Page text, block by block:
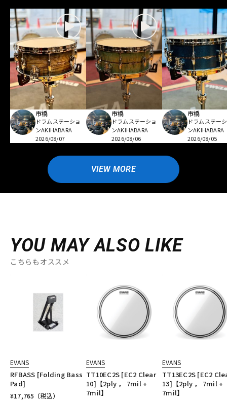
市橋
ドラムステーショ
ンAKIHABARA
2026/08/07
市橋
ドラムステーショ
ンAKIHABARA
2026/08/06
市橋
ドラムステー
ンAKIHABARA
2026/08/05
VIEW MORE
YOU MAY ALSO LIKE
こちらもオススメ
EVANS
RFBASS [Folding Bass
Pad]
¥17,765 （税込）
EVANS
TT10EC2S [EC2 Clear
10]【2ply ， 7mil +
7mil】
EVANS
TT13EC2S [EC2
13]【2ply ， 7mil +
7mil】